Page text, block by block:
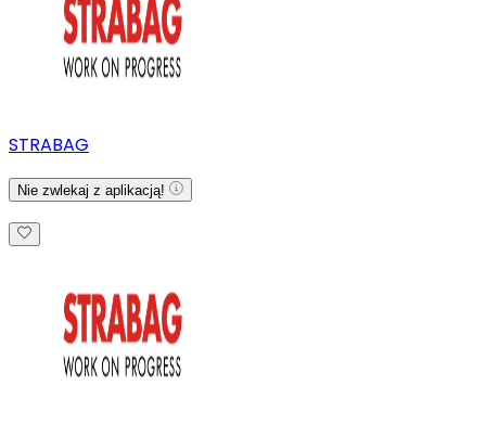
STRABAG
Nie zwlekaj z aplikacją!